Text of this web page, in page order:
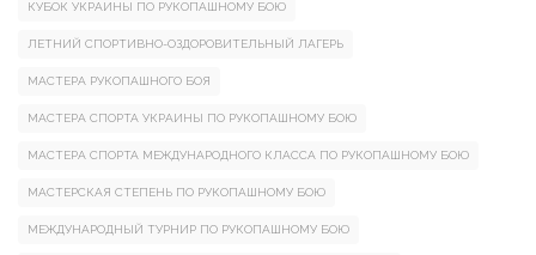
КУБОК УКРАИНЫ ПО РУКОПАШНОМУ БОЮ
ЛЕТНИЙ СПОРТИВНО-ОЗДОРОВИТЕЛЬНЫЙ ЛАГЕРЬ
МАСТЕРА РУКОПАШНОГО БОЯ
МАСТЕРА СПОРТА УКРАИНЫ ПО РУКОПАШНОМУ БОЮ
МАСТЕРА СПОРТА МЕЖДУНАРОДНОГО КЛАССА ПО РУКОПАШНОМУ БОЮ
МАСТЕРСКАЯ СТЕПЕНЬ ПО РУКОПАШНОМУ БОЮ
МЕЖДУНАРОДНЫЙ ТУРНИР ПО РУКОПАШНОМУ БОЮ